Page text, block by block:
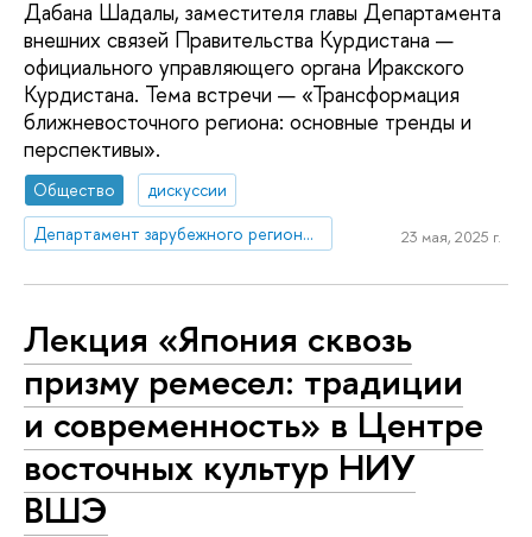
Дабана Шадалы, заместителя главы Департамента
внешних связей Правительства Курдистана —
официального управляющего органа Иракского
Курдистана. Тема встречи — «Трансформация
ближневосточного региона: основные тренды и
перспективы».
Общество
дискуссии
Департамент зарубежного регионоведения
23 мая, 2025 г.
Лекция «Япония сквозь
призму ремесел: традиции
и современность» в Центре
восточных культур НИУ
ВШЭ